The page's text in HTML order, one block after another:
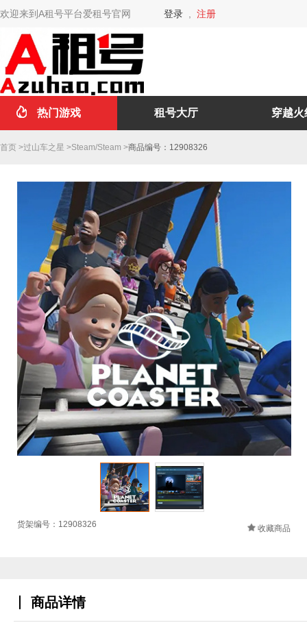
欢迎来到A租号平台爱租号官网 登录 注册
热门游戏 租号大厅 穿越火
首页 >过山车之星 >Steam/Steam >商品编号：12908326
货架编号：12908326 收藏商品
商品详情